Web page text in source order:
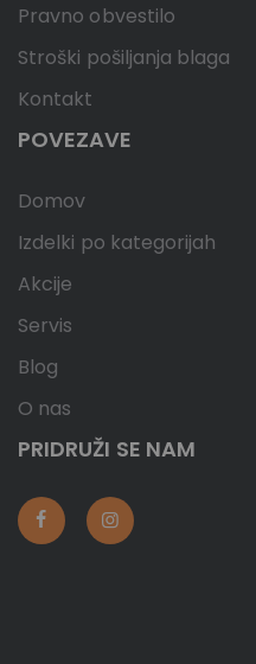
Pravno obvestilo
Stroški pošiljanja blaga
Kontakt
POVEZAVE
Domov
Izdelki po kategorijah
Akcije
Servis
Blog
O nas
PRIDRUŽI SE NAM